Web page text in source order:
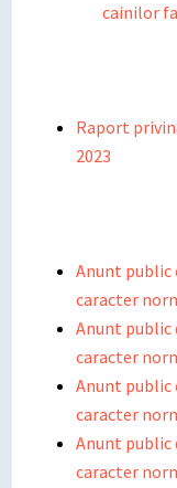
cainilor
Raport
2023
Anunt public
caracter
Anunt public
caracter
Anunt public
caracter
Anunt public
caracter